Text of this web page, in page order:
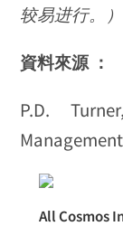
较易进行。）
資料來源 ：
P.D.
All Cosmos